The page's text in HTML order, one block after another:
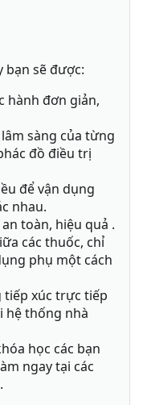
bạn sẽ được:
hành đơn giản,
sàng của từng
đồ điều trị
để vận dụng
nhau.
toàn, hiệu quả .
các thuốc, chỉ
phụ một cách
xúc trực tiếp
hệ thống nhà
học các bạn
ngay tại các